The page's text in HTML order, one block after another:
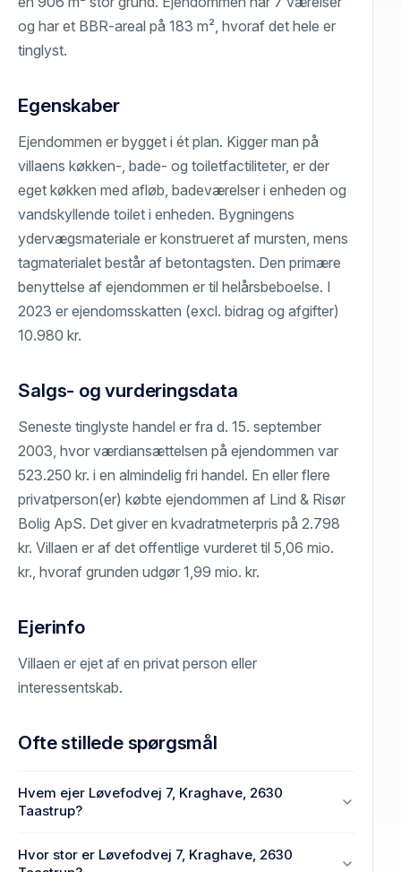
og har et BBR-areal på 183 m², hvoraf det hele er
tinglyst.
Egenskaber
Ejendommen er bygget i ét plan. Kigger man på
villaens køkken-, bade- og toiletfactiliteter, er der
eget køkken med afløb, badeværelser i enheden og
vandskyllende toilet i enheden. Bygningens
ydervægsmateriale er konstrueret af mursten, mens
tagmaterialet består af betontagsten. Den primære
benyttelse af ejendommen er til helårsbeboelse. I
2023 er ejendomsskatten (excl. bidrag og afgifter)
10.980 kr.
Salgs- og vurderingsdata
Seneste tinglyste handel er fra d. 15. september
2003, hvor værdiansættelsen på ejendommen var
523.250 kr. i en almindelig fri handel. En eller flere
privatperson(er) købte ejendommen af Lind & Risør
Bolig ApS. Det giver en kvadratmeterpris på 2.798
kr. Villaen er af det offentlige vurderet til 5,06 mio.
kr., hvoraf grunden udgør 1,99 mio. kr.
Ejerinfo
Villaen er ejet af en privat person eller
interessentskab.
Ofte stillede spørgsmål
Hvem ejer Løvefodvej 7, Kraghave, 2630
Taastrup?
Hvor stor er Løvefodvej 7, Kraghave, 2630